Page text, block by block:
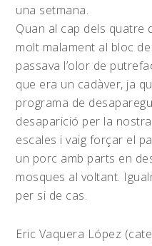
una setmana.
Quan al cap dels quatre
molt malament al bloc
passava l’olor de
que era un cadàver, ja
programa de
desaparició per la
escales i vaig forçar el
un porc amb parts en
mosques al voltant.
per si de cas.
Eric Vaquera López